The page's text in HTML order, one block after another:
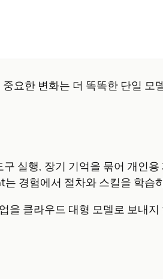
한 변화는 더 똑똑한 단일 모
실행, 장기 기억을 묶어 개인
경험에서 절차와 스킬을 학습
클라우드 대형 모델로 보내